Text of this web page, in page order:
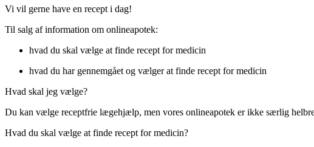
Vi vil gerne have en recept i dag!
Til salg af information om onlineapotek:
hvad du skal vælge at finde recept for medicin
hvad du har gennemgået og vælger at finde recept for medicin
Hvad skal jeg vælge?
Du kan vælge receptfrie lægehjælp, men vores onlineapotek er ikke særlig
Hvad du skal vælge at finde recept for medicin?